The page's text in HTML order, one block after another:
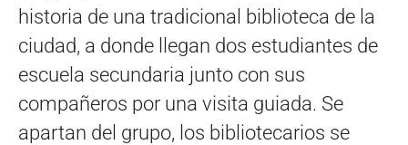
historia de una tradicional biblioteca de la
ciudad, a donde llegan dos estudiantes de
escuela secundaria junto con sus
compañeros por una visita guiada. Se
apartan del grupo, los bibliotecarios se